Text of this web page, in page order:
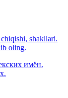
shakllari.
oling.
имён.